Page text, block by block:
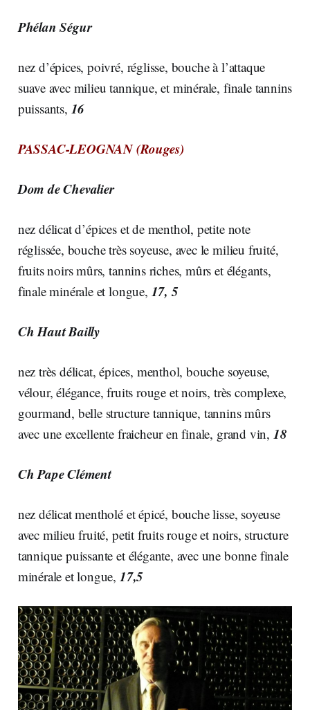
Phélan Ségur
nez d’épices, poivré, réglisse, bouche à l’attaque
suave avec milieu tannique, et minérale, finale tannins
puissants, 16
PASSAC-LEOGNAN (Rouges)
Dom de Chevalier
nez délicat d’épices et de menthol, petite note
réglissée, bouche très soyeuse, avec le milieu fruité,
fruits noirs mûrs, tannins riches, mûrs et élégants,
finale minérale et longue, 17, 5
Ch Haut Bailly
nez très délicat, épices, menthol, bouche soyeuse,
vélour, élégance, fruits rouge et noirs, très complexe,
gourmand, belle structure tannique, tannins mûrs
avec une excellente fraicheur en finale, grand vin, 18
Ch Pape Clément
nez délicat mentholé et épicé, bouche lisse, soyeuse
avec milieu fruité, petit fruits rouge et noirs, structure
tannique puissante et élégante, avec une bonne finale
minérale et longue, 17,5